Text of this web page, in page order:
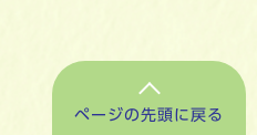
ページの先頭に戻る